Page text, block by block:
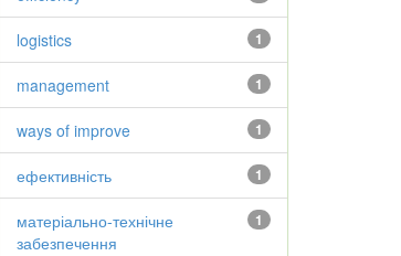
1
logistics
1
management
1
ways of improve
1
ефективність
1
матеріально-технічне
забезпечення